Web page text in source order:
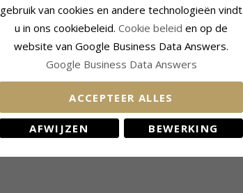
Breedte Onderkant:2,0 mm
GERELATEERDE PRODUCTEN
gebruik van cookies en andere technologieën vindt
u in ons cookiebeleid. Cookie beleid en op de
website van Google Business Data Answers.
Google Business Data Answers
ACCEPTEER ALLES
AFWIJZEN BEWERKING